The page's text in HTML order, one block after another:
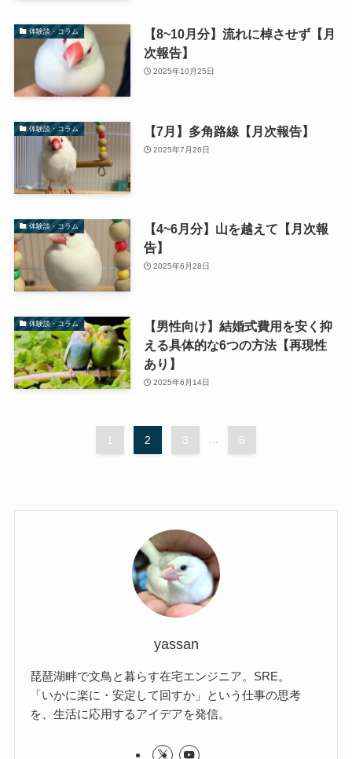
体験談・コラム
【8~10月分】流れに棹させず【月
次報告】
2025年10月25日
体験談・コラム 【7月】多角路線【月次報告】
2025年7月26日
体験談・コラム
【4~6月分】山を越えて【月次報
告】
2025年6月28日
体験談・コラム
【男性向け】結婚式費用を安く抑
える具体的な6つの方法【再現性
あり】
2025年6月14日
1 2 3 ... 6
yassan
琵琶湖畔で文鳥と暮らす在宅エンジニア。SRE。
「いかに楽に・安定して回すか」という仕事の思考
を、生活に応用するアイデアを発信。